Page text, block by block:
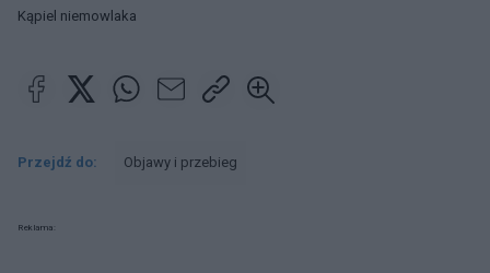
Kąpiel niemowlaka
Przejdź do: Objawy i przebieg
Reklama: